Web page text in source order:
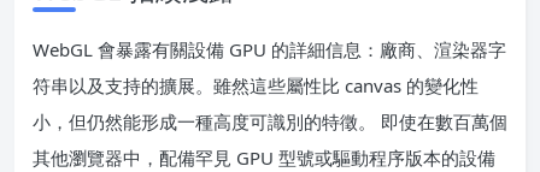
WebGL 會暴露有關設備 GPU 的詳細信息：廠商、渲染器字
符串以及支持的擴展。雖然這些屬性比 canvas 的變化性
小，但仍然能形成一種高度可識別的特徵。 即使在數百萬個
其他瀏覽器中，配備罕見 GPU 型號或驅動程序版本的設備